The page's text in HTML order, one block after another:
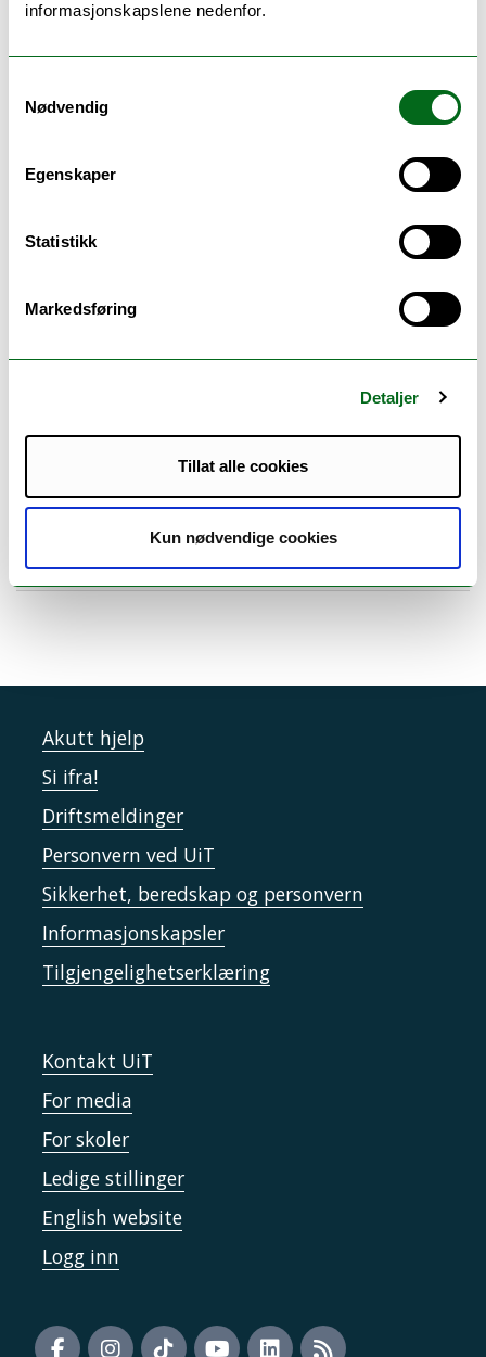
informasjonskapslene nedenfor.
Nødvendig
Egenskaper
Statistikk
Markedsføring
Detaljer
Tillat alle cookies
Kun nødvendige cookies
Forskningsutvalget
Ansatte ved Fakultetsledelse og stab
Tilknyttede enheter
Akutt hjelp
Si ifra!
Driftsmeldinger
Personvern ved UiT
Sikkerhet, beredskap og personvern
Informasjonskapsler
Tilgjengelighetserklæring
Kontakt UiT
For media
For skoler
Ledige stillinger
English website
Logg inn